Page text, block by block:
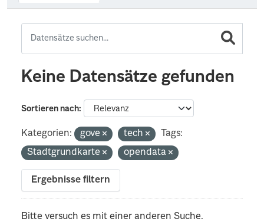
Keine Datensätze gefunden
Sortieren nach
Kategorien: gove tech
Tags:
Stadtgrundkarte
opendata
Ergebnisse filtern
Bitte versuch es mit einer anderen Suche.